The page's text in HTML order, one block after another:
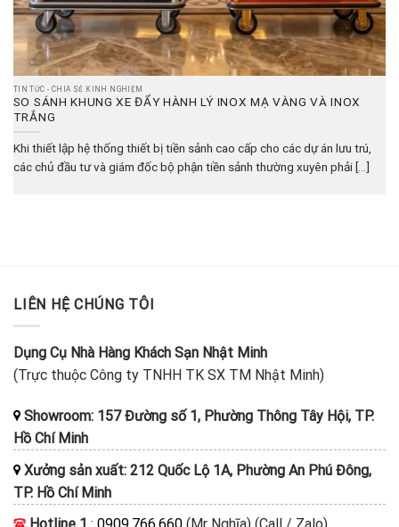
TIN TỨC - CHIA SẺ KINH NGHIỆM
SO SÁNH KHUNG XE ĐẨY HÀNH LÝ INOX MẠ VÀNG VÀ INOX
TRẮNG
Khi thiết lập hệ thống thiết bị tiền sảnh cao cấp cho các dự án lưu trú,
các chủ đầu tư và giám đốc bộ phận tiền sảnh thường xuyên phải [...]
LIÊN HỆ CHÚNG TÔI
Dụng Cụ Nhà Hàng Khách Sạn Nhật Minh
(Trực thuộc Công ty TNHH TK SX TM Nhật Minh)
Showroom: 157 Đường số 1, Phường Thông Tây Hội, TP.
Hồ Chí Minh
Xưởng sản xuất: 212 Quốc Lộ 1A, Phường An Phú Đông,
TP. Hồ Chí Minh